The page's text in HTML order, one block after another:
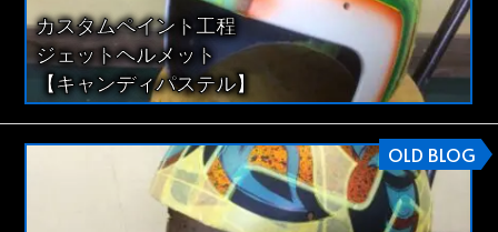
カスタムペイント工程
ジェットヘルメット
【キャンディパステル】
OLD BLOG